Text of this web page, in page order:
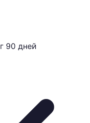
90 дней